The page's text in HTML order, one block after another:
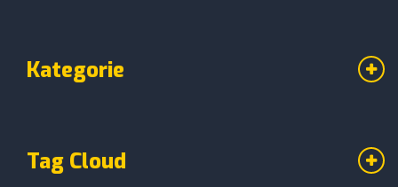
Kategorie
Tag Cloud